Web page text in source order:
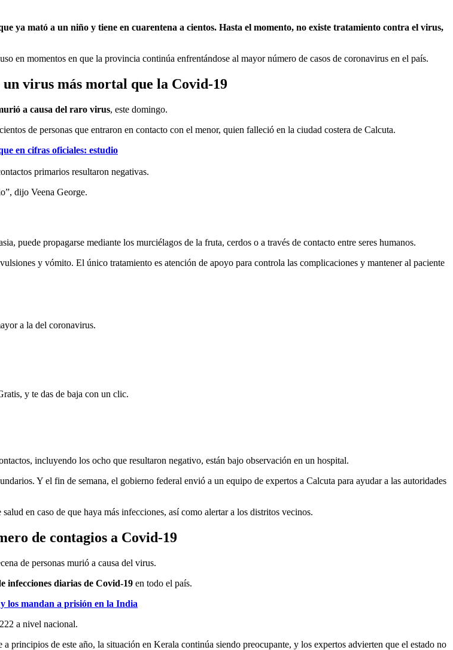
ya mató a un niño y tiene en cuarentena a cientos. Hasta el momento, no existe tratamiento contra el virus,
en momentos en que la provincia continúa enfrentándose al mayor número de casos de coronavirus en el país.
virus más mortal que la Covid-19
a causa del raro virus, este domingo.
de personas que entraron en contacto con el menor, quien falleció en la ciudad costera de Calcuta.
en cifras oficiales: estudio
primarios resultaron negativas.
dijo Veena George.
puede propagarse mediante los murciélagos de la fruta, cerdos o a través de contacto entre seres humanos.
y vómito. El único tratamiento es atención de apoyo para controla las complicaciones y mantener al paciente
a la del coronavirus.
y te das de baja con un clic.
incluyendo los ocho que resultaron negativo, están bajo observación en un hospital.
Y el fin de semana, el gobierno federal envió a un equipo de expertos a Calcuta para ayudar a las autoridades
en caso de que haya más infecciones, así como alertar a los distritos vecinos.
de contagios a Covid-19
de personas murió a causa del virus.
infecciones diarias de Covid-19 en todo el país.
los mandan a prisión en la India
a nivel nacional.
principios de este año, la situación en Kerala continúa siendo preocupante, y los expertos advierten que el estado no